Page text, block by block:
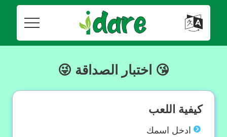
😘 اختبار الصداقة 😜
كيفية اللعب
ادخل اسمك